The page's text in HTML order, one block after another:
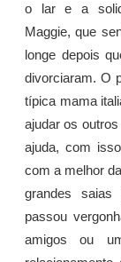
o lar e a
Maggie, que
longe depois
divorciaram. O
típica mama
ajudar os
ajuda, com
com a melhor
grandes
passou
amigos ou